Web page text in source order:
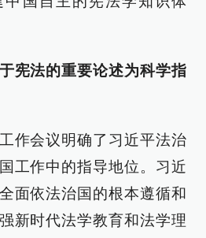
宪法的重要论述为科学指
作会议明确了习近平法治
工作中的指导地位。习近
面依法治国的根本遵循和
新时代法学教育和法学理